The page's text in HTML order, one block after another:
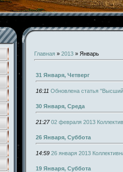
Главная » 2013 » Январь
31 Января, Четверг
16:11 Обновлена статья
30 Января, Среда
21:27 02 февраля 2013
26 Января, Суббота
14:59 26 января 2013
19 Января, Суббота